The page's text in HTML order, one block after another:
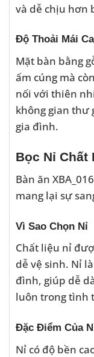
và dễ chịu hơn
Độ Thoải Mái
Mặt bàn bằng
ấm cúng mà
nối với thiên
không gian thư
gia đình.
Bọc Nỉ Chất
Bàn ăn
mang lại sự
Vì Sao Chọn Nỉ
Chất liệu nỉ
dễ vệ sinh. Nỉ
đình, giúp dễ
luôn trong tình
Đặc Điểm Của
Nỉ có độ bền